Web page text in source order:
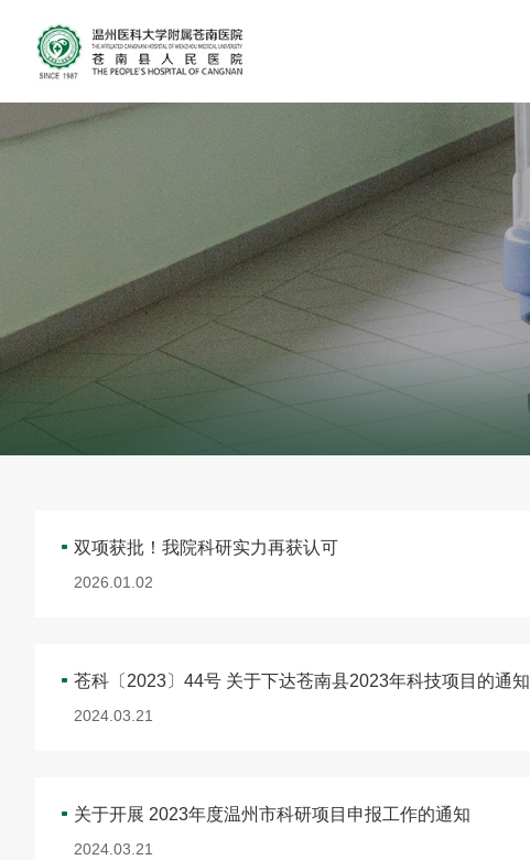
双项获批！我院科研实力再获认可
2026.01.02
苍科〔2023〕44号 关于下达苍南县2023年科技项目的通知
2024.03.21
关于开展 2023年度温州市科研项目申报工作的通知
2024.03.21